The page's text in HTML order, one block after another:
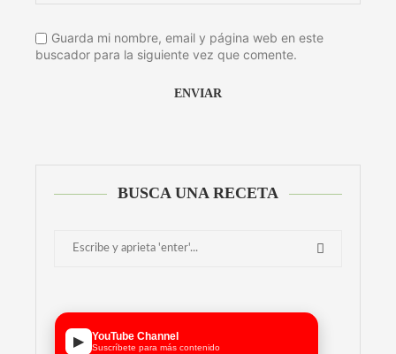
Guarda mi nombre, email y página web en este
buscador para la siguiente vez que comente.
BUSCA UNA RECETA
▶ YouTube Channel
Suscríbete para más contenido